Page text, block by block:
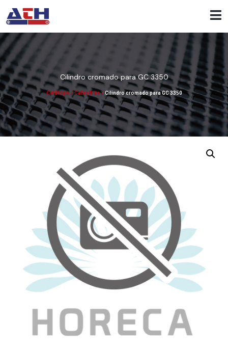
Cilindro cromado para GC 3350
Catálogo / Calandras / Cilindro cromado para GC 3350